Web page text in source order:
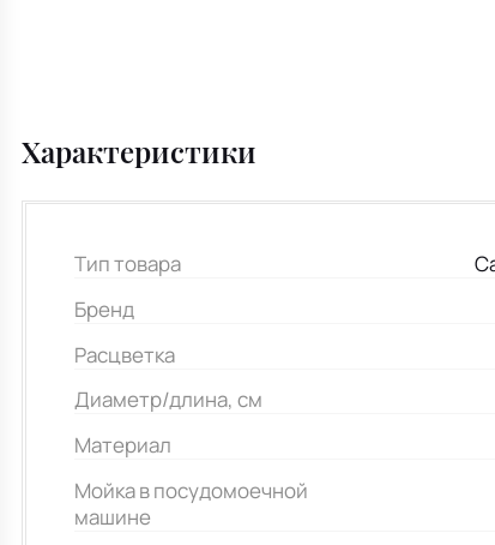
Характеристики
Тип товара
Бренд
Расцветка
Диаметр/длина, см
Материал
Мойка в посудомоечной
машине